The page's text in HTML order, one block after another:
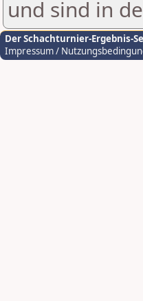
und sind in
Der Schachturnier-Ergebnis-
Impressum /